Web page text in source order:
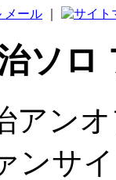
メール
ソロ
アン
ンサ